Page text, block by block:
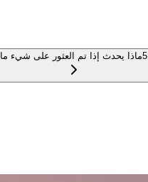
5ماذا يحدث إذا تم العثور على شيء ما